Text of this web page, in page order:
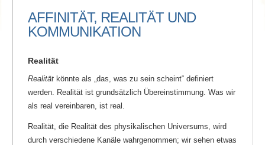
AFFINITÄT, REALITÄT UND
KOMMUNIKATION
Realität
Realität könnte als „das, was zu sein scheint“ definiert
werden. Realität ist grundsätzlich Übereinstimmung. Was wir
als real vereinbaren, ist real.
Realität, die Realität des physikalischen Universums, wird
durch verschiedene Kanäle wahrgenommen; wir sehen etwas